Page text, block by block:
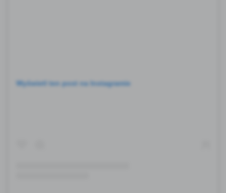
Wyświetl ten post na Instagramie